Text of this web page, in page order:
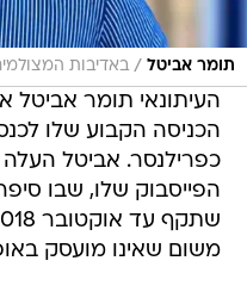
תומר אביטל / באדיבות
העיתונאי תומר אביטל
הכניסה הקבוע שלו
כפרילנסר. אביטל
הפייסבוק שלו, שבו
משום שאינו מועסק
"לפני כחודשיים וחצי